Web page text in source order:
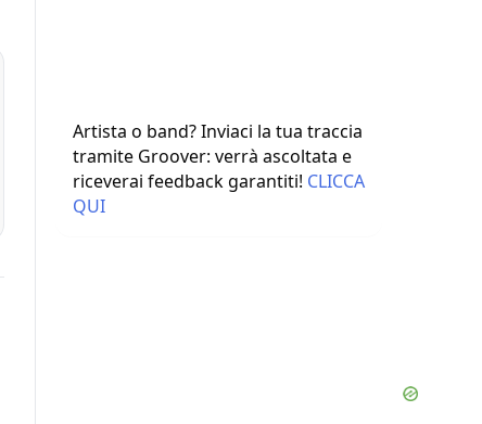
Artista o band? Inviaci la tua traccia
tramite Groover: verrà ascoltata e
riceverai feedback garantiti! CLICCA
QUI